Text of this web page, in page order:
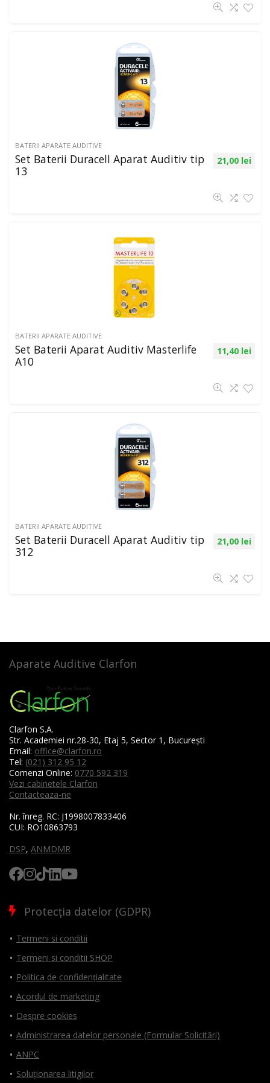
BATERII APARATE AUDITIVE
Set Baterii Duracell Aparat Auditiv tip
13
21,00 lei
BATERII APARATE AUDITIVE
Set Baterii Aparat Auditiv Masterlife
A10
11,40 lei
BATERII APARATE AUDITIVE
Set Baterii Duracell Aparat Auditiv tip
312
21,00 lei
Aparate Auditive Clarfon
Clarfon S.A.
Str. Academiei nr.28-30, Etaj 5, Sector 1, București
Email: office@clarfon.ro
Tel: (021) 312 95 12
Comenzi Online: 0770 592 319
Vezi cabinetele Clarfon
Contacteaza-ne
Nr. înreg. RC: J1998007833406
CUI: RO10863793
DSP, ANMDMR
Protecția datelor (GDPR)
Termeni si conditii
Termeni si conditii SHOP
Politica de confidențialitate
Acordul de marketing
Despre cookies
Administrarea datelor personale (Formular Solicitări)
ANPC
Soluționarea litigilor